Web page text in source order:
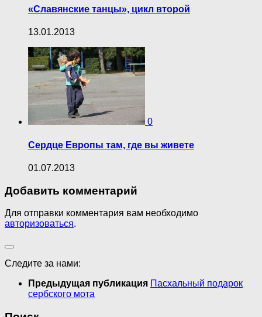
«Славянские танцы», цикл второй
13.01.2013
0
Сердце Европы там, где вы живете
01.07.2013
Добавить комментарий
Для отправки комментария вам необходимо
авторизоваться.
Следите за нами:
Предыдущая публикация Пасхальный подарок
сербского мота